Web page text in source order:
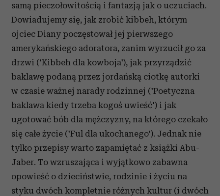
samą pieczołowitością i fantazją jak o uczuciach.
Dowiadujemy się, jak zrobić kibbeh, którym
ojciec Diany poczęstował jej pierwszego
amerykańskiego adoratora, zanim wyrzucił go za
drzwi ('Kibbeh dla kowboja'), jak przyrządzić
baklawę podaną przez jordańską ciotkę autorki
w czasie ważnej narady rodzinnej ('Poetyczna
baklawa kiedy trzeba kogoś uwieść') i jak
ugotować bób dla mężczyzny, na którego czekało
się całe życie ('Ful dla ukochanego'). Jednak nie
tylko przepisy warto zapamiętać z książki Abu-
Jaber. To wzruszająca i wyjątkowo zabawna
opowieść o dzieciństwie, rodzinie i życiu na
styku dwóch kompletnie różnych kultur (i dwóch